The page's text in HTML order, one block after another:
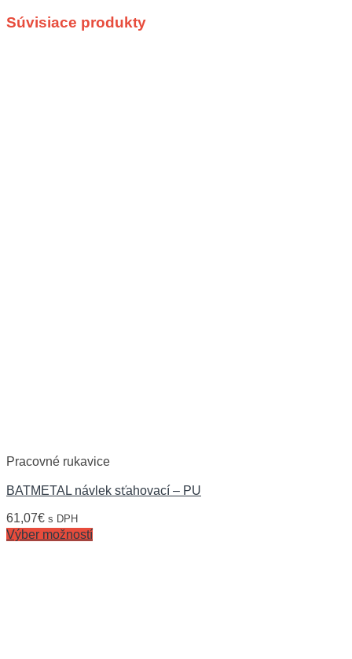
Súvisiace produkty
Pracovné rukavice
BATMETAL návlek sťahovací – PU
61,07€ s DPH
Výber možností